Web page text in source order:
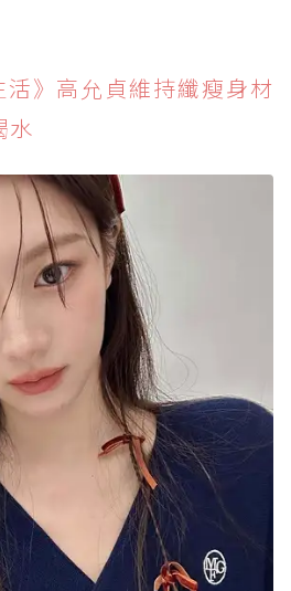
活》高允貞維持纖瘦身材
水